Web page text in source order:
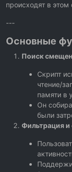
происходят в этом
---
Основные
Поиск
Скрипт
чтение/
памяти в
Он
были
Фильтрация и